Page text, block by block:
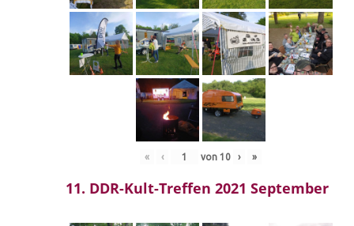
« ‹ von 10 › »
11. DDR-Kult-Treffen 2021 September